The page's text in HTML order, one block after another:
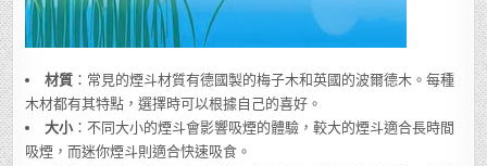
材質 ：常見的煙斗材質有德國製的梅子木和英國的波爾德木。每種
木材都有其特點，選擇時可以根據自己的喜好。
大小 ：不同大小的煙斗會影響吸煙的體驗，較大的煙斗適合長時間
吸煙，而迷你煙斗則適合快速吸食。